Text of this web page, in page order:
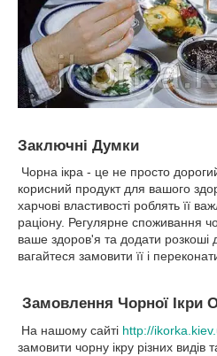
Заключні Думки
Чорна ікра - це не просто
корисний продукт для вашого
харчові властивості роблять її
раціону. Регулярне споживання
ваше здоров'я та додати розкоші
вагайтеся замовити її і
Замовлення Чорної Ікри
На нашому сайті http://
замовити чорну ікру різних